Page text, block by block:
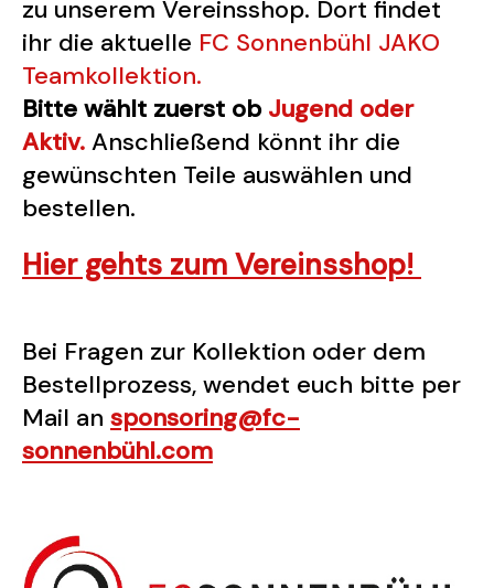
zu unserem Vereinsshop. Dort findet
ihr die aktuelle FC Sonnenbühl JAKO
Teamkollektion.
Bitte wählt zuerst ob Jugend oder
Aktiv. Anschließend könnt ihr die
gewünschten Teile auswählen und
bestellen.
Hier gehts zum Vereinsshop!
Bei Fragen zur Kollektion oder dem
Bestellprozess, wendet euch bitte per
Mail an sponsoring@fc-
sonnenbühl.com